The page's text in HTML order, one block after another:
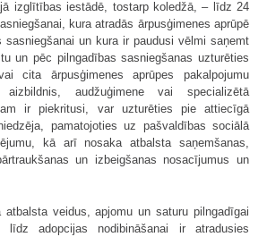
izglītības iestādē, tostarp koledžā, – līdz 24
kura atradās ārpusģimenes aprūpē
sasniegšanai un kura ir paudusi vēlmi saņemt
un pēc pilngadības sasniegšanas uzturēties
cita ārpusģimenes aprūpes pakalpojumu
audžuģimene vai specializētā
ir piekritusi, var uzturēties pie attiecīgā
pamatojoties uz pašvaldības sociālā
kā arī nosaka atbalsta saņemšanas,
un izbeigšanas nosacījumus un
atbalsta veidus, apjomu un saturu pilngadīgai
līdz adopcijas nodibināšanai ir atradusies